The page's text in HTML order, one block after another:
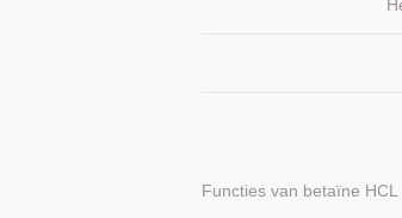
Functies van betaïne HCL